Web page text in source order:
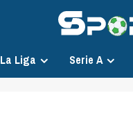
La Liga Serie A